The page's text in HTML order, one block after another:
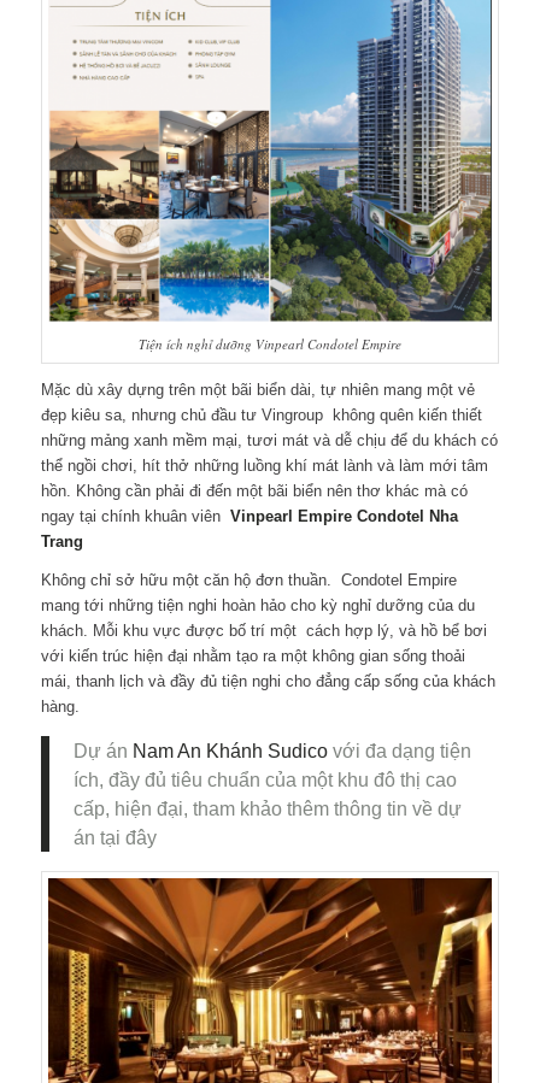
Tiện ích nghỉ dưỡng Vinpearl Condotel Empire
Mặc dù xây dựng trên một bãi biển dài, tự nhiên mang một vẻ
đẹp kiêu sa, nhưng chủ đầu tư Vingroup không quên kiến thiết
những mảng xanh mềm mại, tươi mát và dễ chịu để du khách có
thể ngồi chơi, hít thở những luồng khí mát lành và làm mới tâm
hồn. Không cần phải đi đến một bãi biển nên thơ khác mà có
ngay tại chính khuân viên Vinpearl Empire Condotel Nha
Trang
Không chỉ sở hữu một căn hộ đơn thuần. Condotel Empire
mang tới những tiện nghi hoàn hảo cho kỳ nghỉ dưỡng của du
khách. Mỗi khu vực được bố trí một cách hợp lý, và hồ bể bơi
với kiến trúc hiện đại nhằm tạo ra một không gian sống thoải
mái, thanh lịch và đầy đủ tiện nghi cho đẳng cấp sống của khách
hàng.
Dự án Nam An Khánh Sudicovới đa dạng tiện
ích, đầy đủ tiêu chuẩn của một khu đô thị cao
cấp, hiện đại, tham khảo thêm thông tin về dự
án tại đây